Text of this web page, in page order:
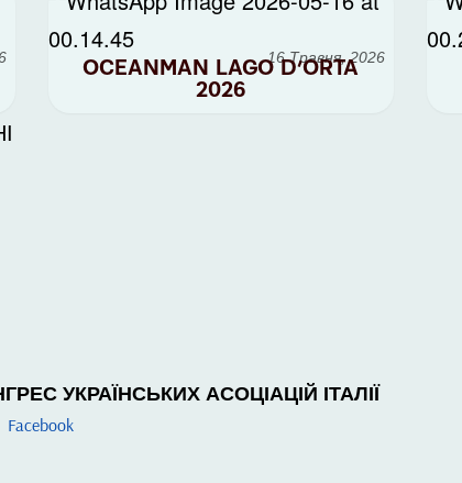
16 Травня, 2026
OCEANMAN LAGO D’ORTA
2026
УКРАЇНСЬКИХ АСОЦІАЦІЙ ІТАЛІЇ
Facebook